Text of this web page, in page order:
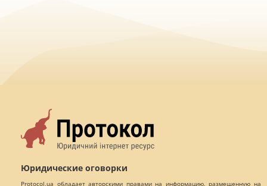
Юридические оговорки
Protocol.ua обладает авторскими правами на информацию, размещенную на